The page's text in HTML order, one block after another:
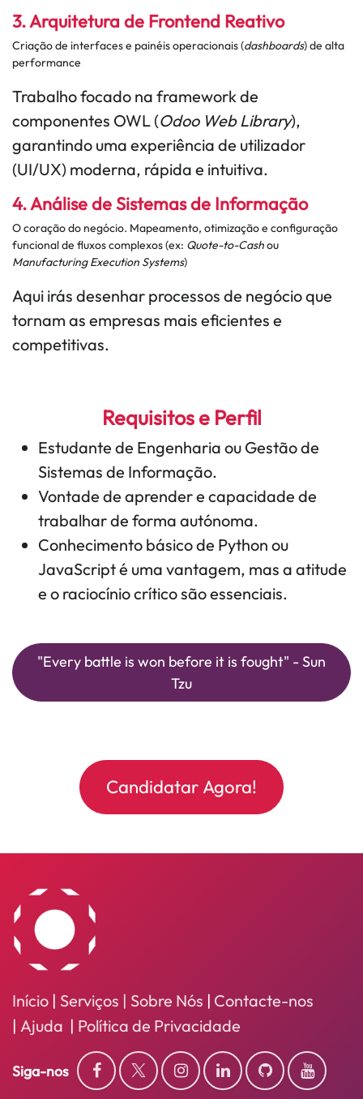
3. Arquitetura de Frontend Reativo
Criação de interfaces e painéis operacionais (dashboards) de alta
performance
Trabalho focado na framework de
componentes OWL (Odoo Web Library),
garantindo uma experiência de utilizador
(UI/UX) moderna, rápida e intuitiva.
4. Análise de Sistemas de Informação
O coração do negócio. Mapeamento, otimização e configuração
funcional de fluxos complexos (ex: Quote-to-Cashou
Manufacturing Execution Systems)
Aqui irás desenhar processos de negócio que
tornam as empresas mais eficientes e
competitivas.
Requisitos e Perfil
Estudante de Engenharia ou Gestão de
Sistemas de Informação.
Vontade de aprender e capacidade de
trabalhar de forma autónoma.
Conhecimento básico de Python ou
JavaScript é uma vantagem, mas a atitude
e o raciocínio crítico são essenciais.
"Every battle is won before it is fought" - Sun
Tzu
Candidatar Agora!
Início | Serviços | Sobre Nós | Contacte-nos
| Ajuda | Política de Privacidade
Siga-nos